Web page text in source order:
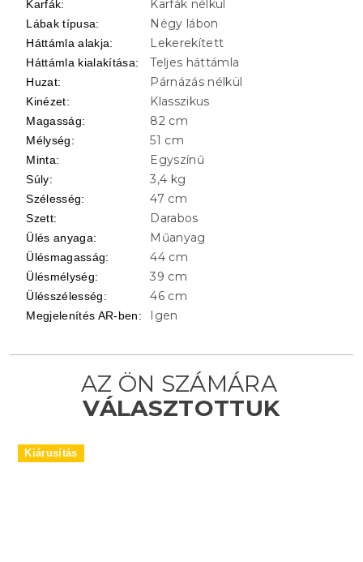
Kiárusítás
Karfák: Karfák nélkül
Lábak típusa: Négy lábon
Háttámla alakja: Lekerekített
Háttámla kialakítása: Teljes háttámla
Huzat: Párnázás nélkül
Kinézet: Klasszikus
Magasság: 82 cm
Mélység: 51 cm
Minta: Egyszínű
Súly: 3,4 kg
Szélesség: 47 cm
Szett: Darabos
Ülés anyaga: Műanyag
Ülésmagasság: 44 cm
Ülésmélység: 39 cm
Ülésszélesség: 46 cm
Megjelenítés AR-ben: Igen